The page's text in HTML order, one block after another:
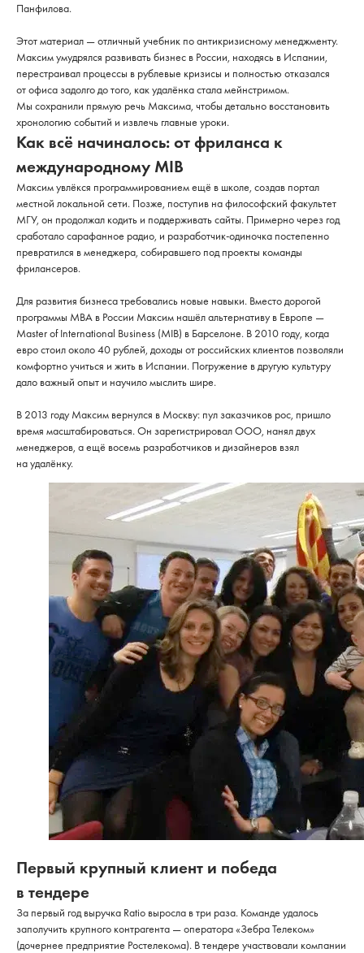
Панфилова.
Этот материал — отличный учебник по антикризисному менеджменту.
Максим умудрялся развивать бизнес в России, находясь в Испании,
перестраивал процессы в рублевые кризисы и полностью отказался
от офиса задолго до того, как удалёнка стала мейнстримом.
Мы сохранили прямую речь Максима, чтобы детально восстановить
хронологию событий и извлечь главные уроки.
Как всё начиналось: от фриланса к
международному MIB
Максим увлёкся программированием ещё в школе, создав портал
местной локальной сети. Позже, поступив на философский факультет
МГУ, он продолжал кодить и поддерживать сайты. Примерно через год
сработало сарафанное радио, и разработчик-одиночка постепенно
превратился в менеджера, собиравшего под проекты команды
фрилансеров.
Для развития бизнеса требовались новые навыки. Вместо дорогой
программы MBA в России Максим нашёл альтернативу в Европе —
Master of International Business (MIB) в Барселоне. В 2010 году, когда
евро стоил около 40 рублей, доходы от российских клиентов позволяли
комфортно учиться и жить в Испании. Погружение в другую культуру
дало важный опыт и научило мыслить шире.
В 2013 году Максим вернулся в Москву: пул заказчиков рос, пришло
время масштабироваться. Он зарегистрировал ООО, нанял двух
менеджеров, а ещё восемь разработчиков и дизайнеров взял
на удалёнку.
Первый крупный клиент и победа
в тендере
За первый год выручка Ratio выросла в три раза. Команде удалось
заполучить крупного контрагента — оператора «Зебра Телеком»
(дочернее предприятие Ростелекома). В тендере участвовали компании